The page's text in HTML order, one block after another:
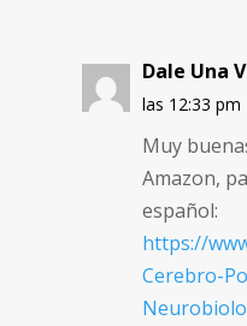
Dale Una
las 12:33 pm
Muy
Amazon,
español:
https://
Cerebro-